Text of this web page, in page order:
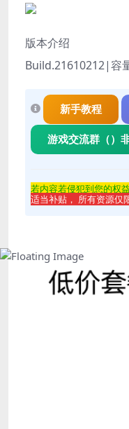
版本介绍
Build.21610212|容
新手教程
游戏交流群（）
若内容若侵犯到您的权
适当补贴， 所有资源仅